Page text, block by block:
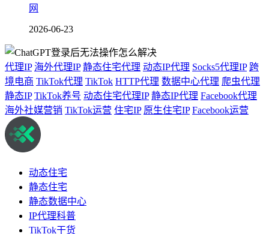
网
2026-06-23
代理IP 海外代理IP 静态住宅代理 动态IP代理 Socks5代理IP 跨
境电商 TikTok代理 TikTok HTTP代理 数据中心代理 爬虫代理
静态IP TikTok养号 动态住宅代理IP 静态IP代理 Facebook代理
海外社媒营销 TikTok运营 住宅IP 原生住宅IP Facebook运营
动态住宅
静态住宅
静态数据中心
IP代理科普
TikTok干货